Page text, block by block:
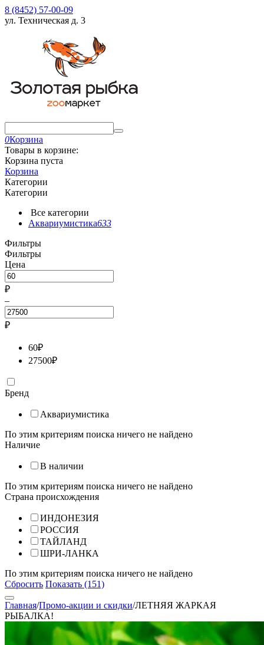
8 (8452) 57-00-09
ул. Техническая д. 3
0Корзина
Товары в корзине:
Корзина пуста
Корзина
Категории
Категории
Все категории
Аквариумистика633
Фильтры
Фильтры
Цена
₽
–
₽
60₽
27500₽
Бренд
Аквариумистика
По этим критериям поиска ничего не найдено
Наличие
В наличии
По этим критериям поиска ничего не найдено
Страна происхождения
ИНДОНЕЗИЯ
РОССИЯ
ТАЙЛАНД
ШРИ-ЛАНКА
По этим критериям поиска ничего не найдено
Сбросить Показать (151)
Главная/Промо-акции и скидки/ЛЕТНЯЯ ЖАРКАЯ
РЫБАЛКА!